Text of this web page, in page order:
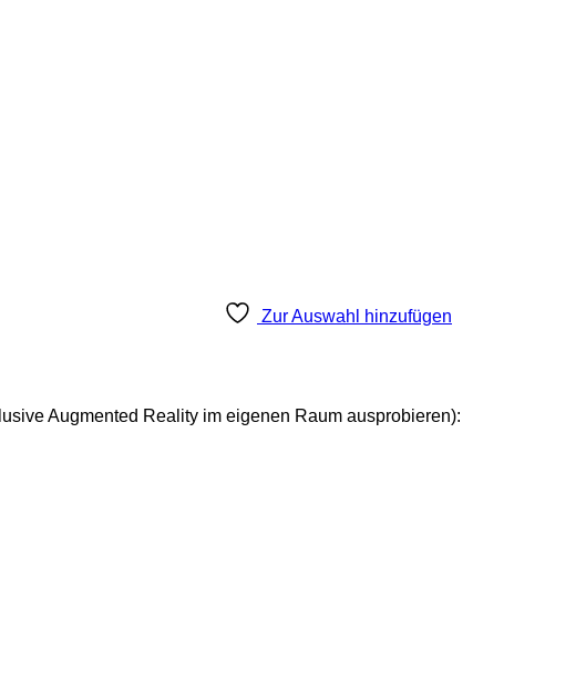
Zur Auswahl hinzufügen
Augmented Reality im eigenen Raum ausprobieren):